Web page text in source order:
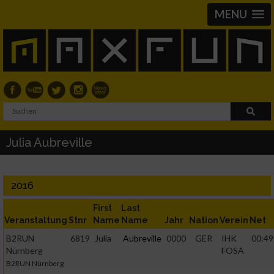
MENU
Julia Aubreville
2016
Veranstaltung Stnr
First
Name
Last
Name
Jahr NationVerein Net
B2RUN
Nürnberg
B2RUN Nürnberg
6819 Julia Aubreville 0000 GER
IHK
FOSA